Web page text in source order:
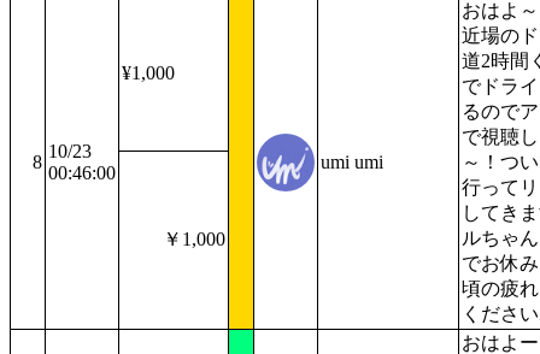
8
10/23
00:46:00
¥1,000
umi umi
おはよ
近場の
道2時間
でドラ
るので
で視聴
～！つ
行って
してき
ルちゃ
でお休
頃の疲
くださ
￥1,000
おはよ